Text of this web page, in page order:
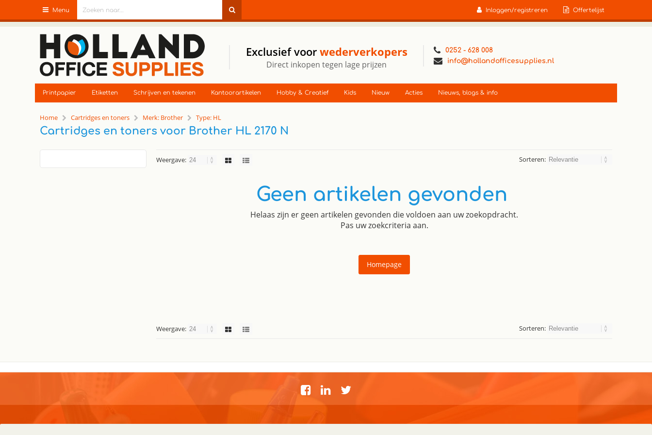
Menu Inloggen/registreren Offertelijst
0252 - 628 008
info@hollandofficesupplies.nl
Exclusief voor wederverkopers
Direct inkopen tegen lage prijzen
Printpapier Etiketten Schrijven en tekenen Kantoorartikelen Hobby & Creatief Kids Nieuw Acties Nieuws, blogs & info
Home Cartridges en toners Merk: Brother Type: HL
Cartridges en toners voor Brother HL 2170 N
Weergave: Sorteren:
Geen artikelen gevonden
Helaas zijn er geen artikelen gevonden die voldoen aan uw zoekopdracht.
Pas uw zoekcriteria aan.
Homepage
Weergave: Sorteren: